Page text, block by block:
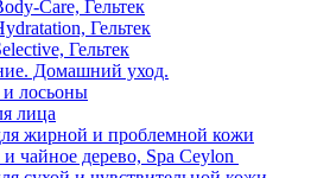
Care, Гельтек
Гельтек
Гельтек
Домашний уход.
лосьоны
лица
жирной и проблемной кожи
и чайное дерево, Spa Ceylon